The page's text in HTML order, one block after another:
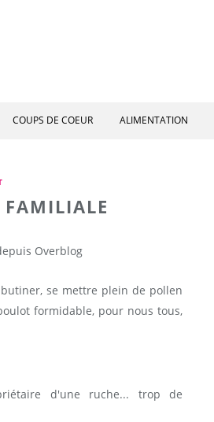
COUPS DE COEUR ALIMENTATION
FAMILIALE
Overblog
se mettre plein de pollen
formidable, pour nous tous,
d'une ruche... trop de